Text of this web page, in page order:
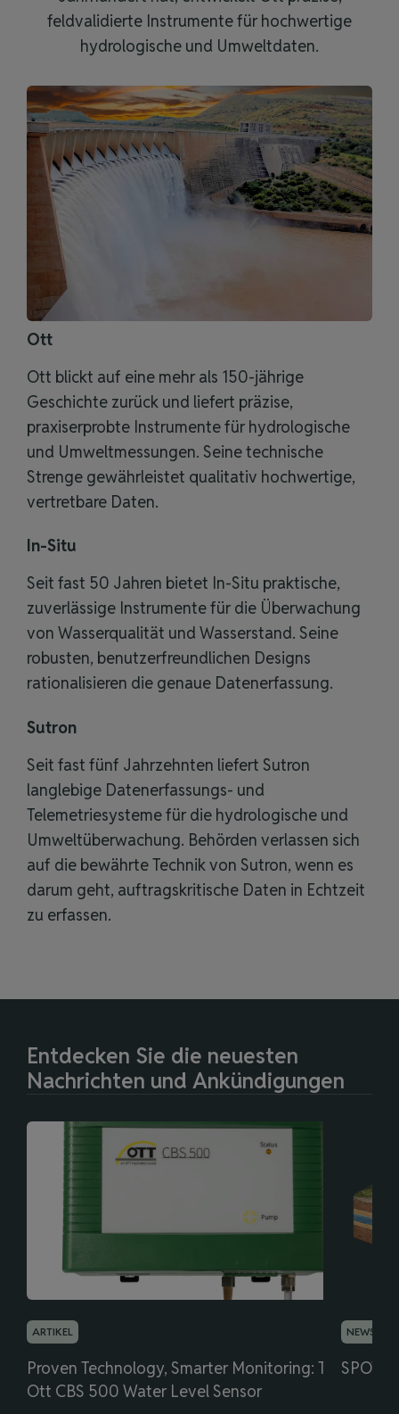
feldvalidierte Instrumente für hochwertige
hydrologische und Umweltdaten.
Ott
Ott blickt auf eine mehr als 150-jährige
Geschichte zurück und liefert präzise,
praxiserprobte Instrumente für hydrologische
und Umweltmessungen. Seine technische
Strenge gewährleistet qualitativ hochwertige,
vertretbare Daten.
In-Situ
Seit fast 50 Jahren bietet In-Situ praktische,
zuverlässige Instrumente für die Überwachung
von Wasserqualität und Wasserstand. Seine
robusten, benutzerfreundlichen Designs
rationalisieren die genaue Datenerfassung.
Sutron
Seit fast fünf Jahrzehnten liefert Sutron
langlebige Datenerfassungs- und
Telemetriesysteme für die hydrologische und
Umweltüberwachung. Behörden verlassen sich
auf die bewährte Technik von Sutron, wenn es
darum geht, auftragskritische Daten in Echtzeit
zu erfassen.
Entdecken Sie die neuesten
Nachrichten und Ankündigungen
ARTIKEL
Proven Technology, Smarter Monitoring: The
Ott CBS 500 Water Level Sensor